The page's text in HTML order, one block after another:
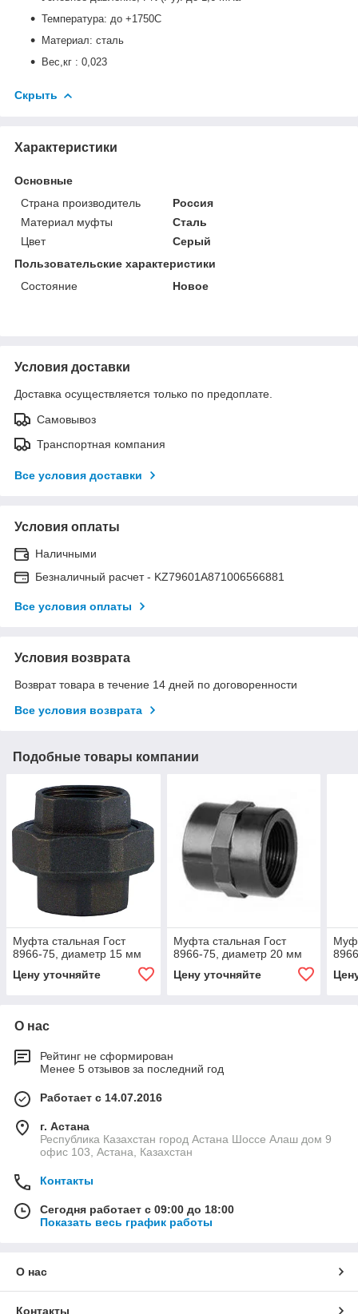
Температура: до +1750С
Материал: сталь
Вес,кг : 0,023
Скрыть
Характеристики
Основные
Страна производитель
Россия
Материал муфты
Сталь
Цвет
Серый
Пользовательские характеристики
Состояние
Новое
Условия доставки
Доставка осуществляется только по предоплате.
Самовывоз
Транспортная компания
Все условия доставки
Условия оплаты
Наличными
Безналичный расчет - KZ79601A871006566881
Все условия оплаты
Условия возврата
Возврат товара в течение 14 дней по договоренности
Все условия возврата
Подобные товары компании
Муфта стальная Гост
8966-75, диаметр 15 мм
Цену уточняйте
Муфта стальная Гост
8966-75, диаметр 20 мм
Цену уточняйте
О нас
Рейтинг не сформирован
Менее 5 отзывов за последний год
Работает с 14.07.2016
г. Астана
Республика Казахстан город Астана Шоссе Алаш дом 9
офис 103, Астана, Казахстан
Контакты
Сегодня работает с 09:00 до 18:00
Показать весь график работы
О нас
Контакты